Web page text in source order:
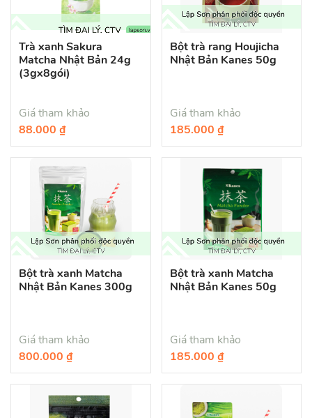
Trà xanh Sakura
Matcha Nhật Bản 24g
(3gx8gói)
Giá tham khảo
88.000 ₫
Bột trà rang Houjicha
Nhật Bản Kanes 50g
Giá tham khảo
185.000 ₫
Bột trà xanh Matcha
Nhật Bản Kanes 300g
Giá tham khảo
800.000 ₫
Bột trà xanh Matcha
Nhật Bản Kanes 50g
Giá tham khảo
185.000 ₫